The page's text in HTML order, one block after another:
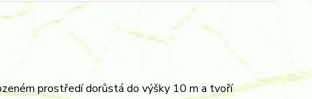
prostředí dorůstá do výšky 10 m a tvoří